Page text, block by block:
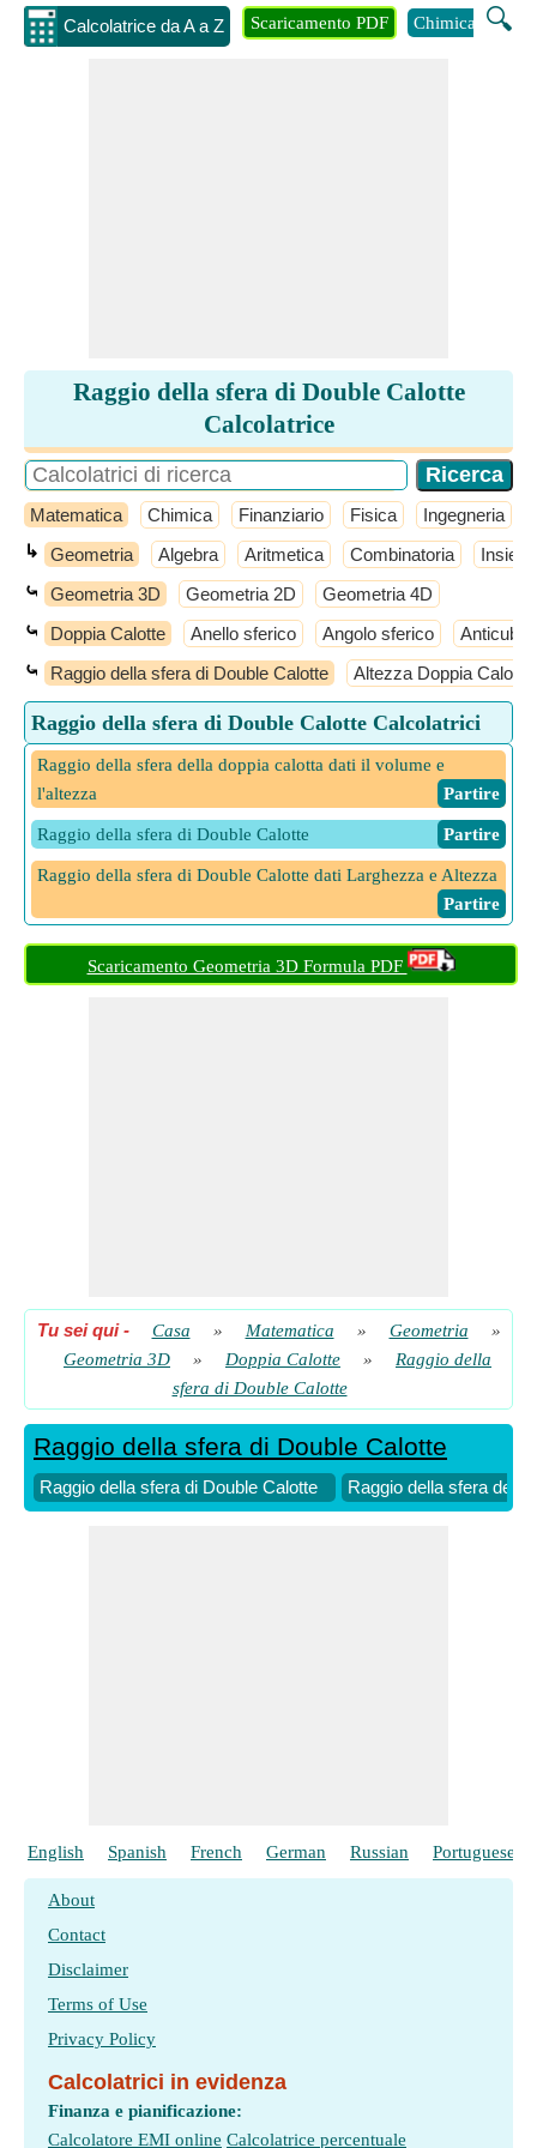
Calcolatrice da A a Z 🔍
Scaricamento PDF Chimica
Raggio della sfera di Double Calotte
Calcolatrice
Matematica Chimica Finanziario Fisica Ingegneria
↳ Geometria Algebra Aritmetica Combinatoria
⤿ Geometria 3D Geometria 2D Geometria 4D
⤿ Doppia Calotte Anello sferico Angolo sferico Anticube
⤿ Raggio della sfera di Double Calotte Altezza Doppia Calotto
Raggio della sfera di Double Calotte Calcolatrici
Raggio della sfera della doppia calotta dati il volume e
l'altezza
​ Partire
Raggio della sfera di Double Calotte ​ Partire
Raggio della sfera di Double Calotte dati Larghezza e Altezza
​ Partire
Scaricamento Geometria 3D Formula PDF
Tu sei qui- Casa » Matematica » Geometria
»
Geometria 3D
» Doppia Calotte »
Raggio della
sfera di Double Calotte
Raggio della sfera di Double Calotte
Raggio della sfera di Double Calotte Raggio della sfera
English Spanish French German Russian Portuguese
About
Contact
Disclaimer
Terms of Use
Privacy Policy
Calcolatrici in evidenza
Finanza e pianificazione:
Calcolatore EMI online Calcolatrice percentuale